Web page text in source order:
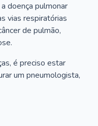
doença pulmonar
vias respiratórias
de pulmão,
é preciso estar
um pneumologista,